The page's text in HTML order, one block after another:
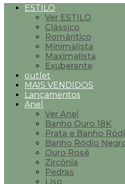
ESTILO
Ver ESTILO
Clássico
Romântico
Minimalista
Maximalista
Exuberante
outlet
MAIS VENDIDOS
Lançamentos
Anel
Ver Anel
Banho Ouro 18K
Prata e Banho
Banho Ródio
Ouro Rosê
Zircônia
Pedras
Liso